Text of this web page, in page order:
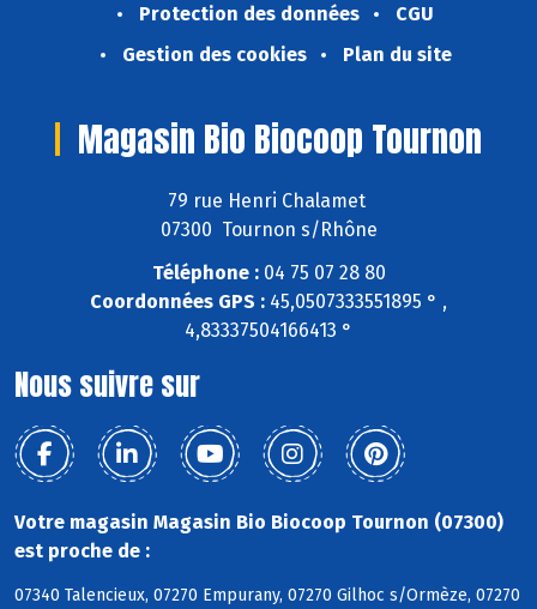
Protection des données
CGU
Gestion des cookies
Plan du site
Magasin Bio Biocoop Tournon
79 rue Henri Chalamet
07300 Tournon s/Rhône
Téléphone :04 75 07 28 80
Coordonnées GPS : 45,0507333551895 ° ,
4,83337504166413 °
Nous suivre sur
Votre magasin Magasin Bio Biocoop Tournon (07300)
est proche de :
07340 Talencieux, 07270 Empurany, 07270 Gilhoc s/Ormèze, 07270